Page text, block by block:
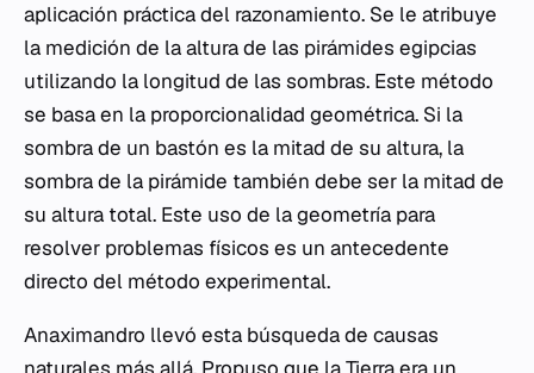
aplicación práctica del razonamiento. Se le atribuye
la medición de la altura de las pirámides egipcias
utilizando la longitud de las sombras. Este método
se basa en la proporcionalidad geométrica. Si la
sombra de un bastón es la mitad de su altura, la
sombra de la pirámide también debe ser la mitad de
su altura total. Este uso de la geometría para
resolver problemas físicos es un antecedente
directo del método experimental.
Anaximandro llevó esta búsqueda de causas